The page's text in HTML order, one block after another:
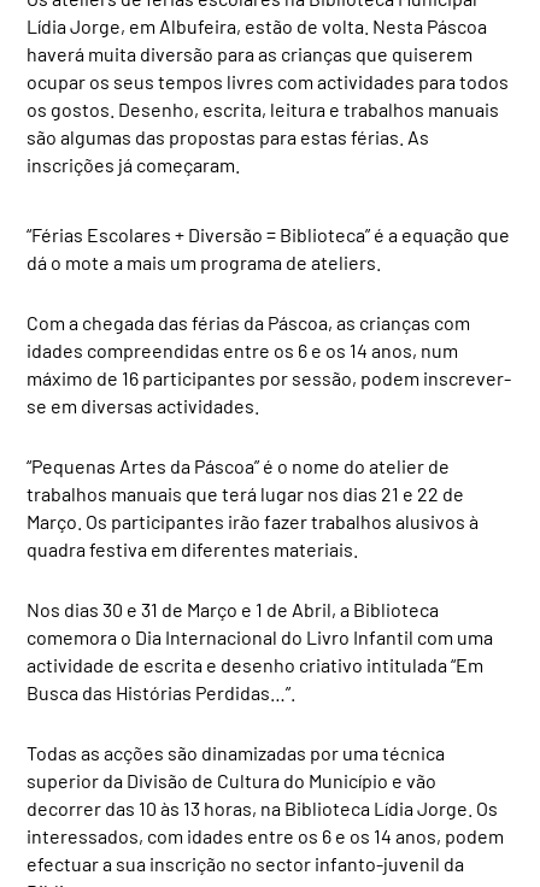
Lídia Jorge, em Albufeira, estão de volta. Nesta Páscoa
haverá muita diversão para as crianças que quiserem
ocupar os seus tempos livres com actividades para todos
os gostos. Desenho, escrita, leitura e trabalhos manuais
são algumas das propostas para estas férias. As
inscrições já começaram.
“Férias Escolares + Diversão = Biblioteca” é a equação que
dá o mote a mais um programa de ateliers.
Com a chegada das férias da Páscoa, as crianças com
idades compreendidas entre os 6 e os 14 anos, num
máximo de 16 participantes por sessão, podem inscrever-
se em diversas actividades.
“Pequenas Artes da Páscoa” é o nome do atelier de
trabalhos manuais que terá lugar nos dias 21 e 22 de
Março. Os participantes irão fazer trabalhos alusivos à
quadra festiva em diferentes materiais.
Nos dias 30 e 31 de Março e 1 de Abril, a Biblioteca
comemora o Dia Internacional do Livro Infantil com uma
actividade de escrita e desenho criativo intitulada “Em
Busca das Histórias Perdidas…”.
Todas as acções são dinamizadas por uma técnica
superior da Divisão de Cultura do Município e vão
decorrer das 10 às 13 horas, na Biblioteca Lídia Jorge. Os
interessados, com idades entre os 6 e os 14 anos, podem
efectuar a sua inscrição no sector infanto-juvenil da